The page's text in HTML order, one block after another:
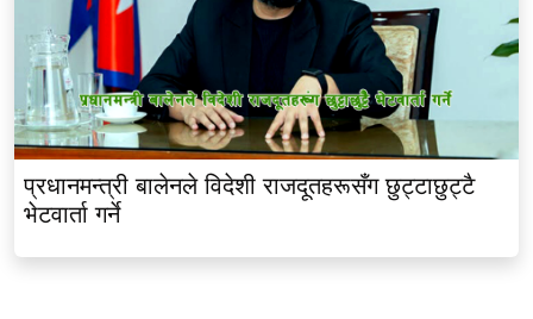
प्रधानमन्त्री बालेनले विदेशी राजदूतहरूसँग छुट्टाछुट्टै
भेटवार्ता गर्ने